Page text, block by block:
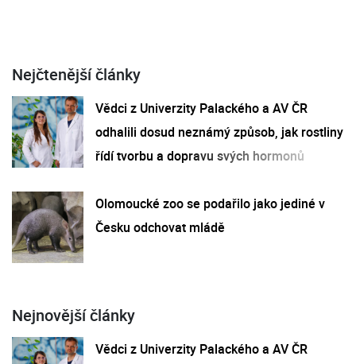
Nejčtenější články
Vědci z Univerzity Palackého a AV ČR
odhalili dosud neznámý způsob, jak rostliny
řídí tvorbu a dopravu svých hormonů
Olomoucké zoo se podařilo jako jediné v
Česku odchovat mládě
Nejnovější články
Vědci z Univerzity Palackého a AV ČR